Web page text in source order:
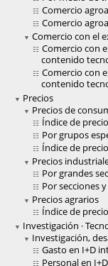
Comercio
Comercio
Comercio con el
Comercio con
contenido
Comercio con
contenido
Precios
Precios de
Índice de
Por grupos
Índice de
Precios
Por grandes
Por secciones
Precios agrarios
Índice de
Investigación ·
Investigación,
Gasto en I+D
Personal en